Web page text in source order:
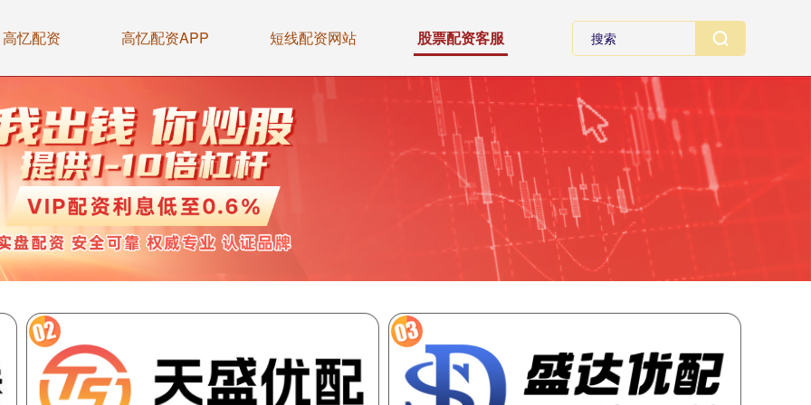
高忆配资 高忆配资APP 短线配资网站 股票配资客服